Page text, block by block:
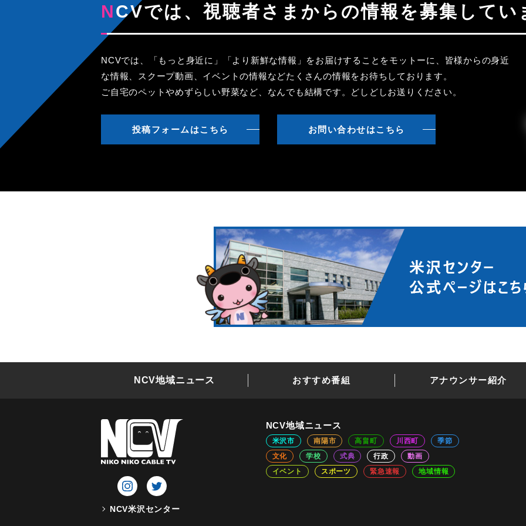
NCVでは、視聴者さまからの情報を募集してい
NCVでは、「もっと身近に」「より新鮮な情報」をお届けすることをモットーに、皆様からの身近
な情報、スクープ動画、イベントの情報などたくさんの情報をお待ちしております。
ご自宅のペットやめずらしい野菜など、なんでも結構です。どしどしお送りください。
投稿フォームはこちら お問い合わせはこちら
NCV地域ニュース おすすめ番組 アナウンサー紹介
NCV米沢センター
NCV地域ニュース
米沢市 南陽市 高畠町 川西町
季節
文化
学校 式典 行政
動画
イベント
スポーツ 緊急速報 地域情報